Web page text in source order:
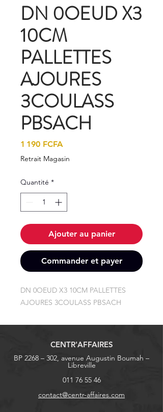
DN 0OEUD X3
10CM
PALLETTES
AJOURES
3COULASS
PBSACH
1 190 FCFA
Retrait Magasin
Quantité *
Ajouter au panier
Commander et payer
DN 0OEUD X3 10CM PALLETTES
AJOURES 3COULASS PBSACH
CENTR'AFFAIRES
BP 2268 – 302, avenue Augustin Boumah –
Libreville
011 76 55 46
contact@centr-affaires.com